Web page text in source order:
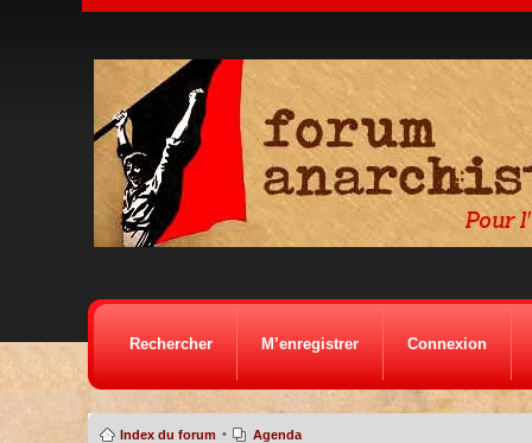
Rechercher M’enregistrer Connexion
Index du forum • Agenda